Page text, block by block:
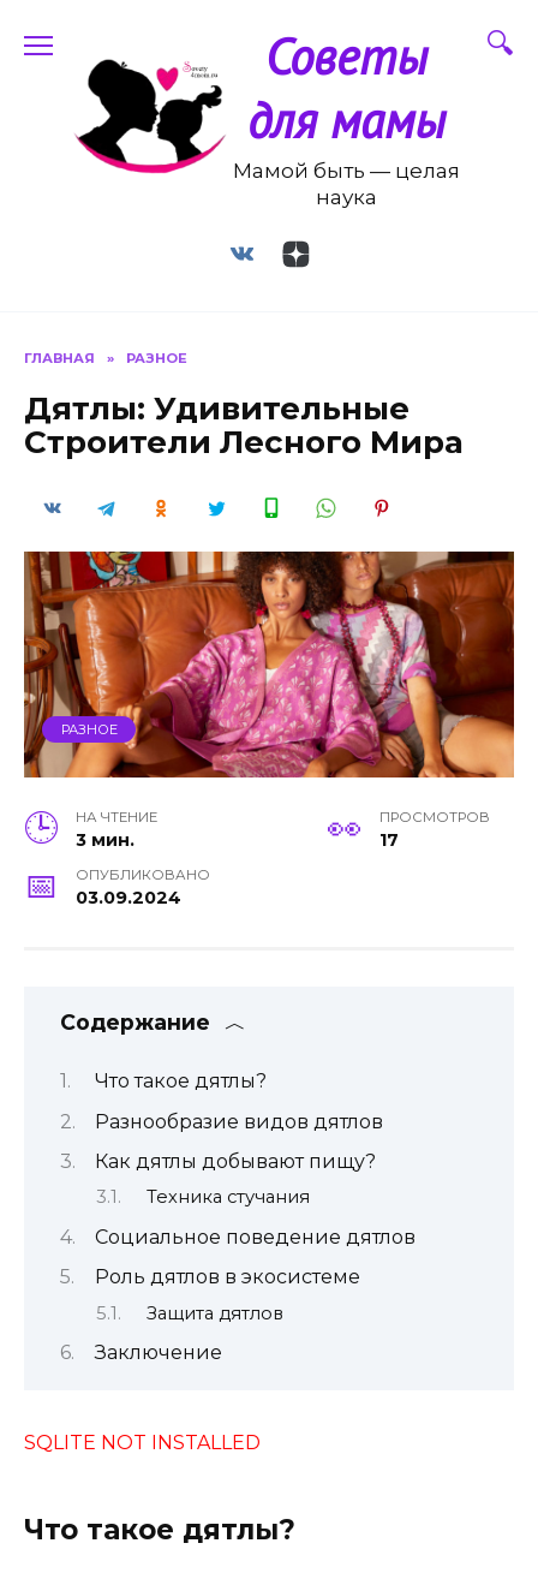
содержанию
Советы
для мамы
Мамой быть — целая
наука
ГЛАВНАЯ » РАЗНОЕ
Дятлы: Удивительные
Строители Лесного Мира
РАЗНОЕ
НА ЧТЕНИЕ
3 мин.
ПРОСМОТРОВ
17
ОПУБЛИКОВАНО
03.09.2024
Содержание
Что такое дятлы?
Разнообразие видов дятлов
Как дятлы добывают пищу?
Техника стучания
Социальное поведение дятлов
Роль дятлов в экосистеме
Защита дятлов
Заключение
SQLITE NOT INSTALLED
Что такое дятлы?